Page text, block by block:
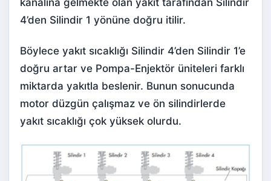
4’den Silindir 1 yönüne doğru itilir.
Böylece yakıt sıcaklığı Silindir 4’den Silindir 1’e
doğru artar ve Pompa-Enjektör üniteleri farklı
miktarda yakıtla beslenir. Bunun sonucunda
motor düzgün çalışmaz ve ön silindirlerde
yakıt sıcaklığı çok yüksek olurdu.